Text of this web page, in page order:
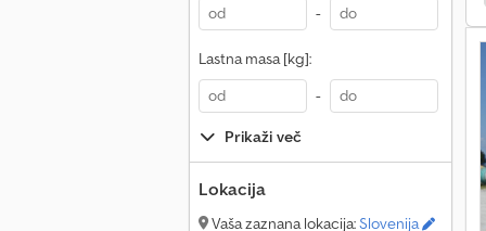
-
Lastna masa [kg]:
-
Prikaži več
Lokacija
Vaša zaznana lokacija:Slovenija